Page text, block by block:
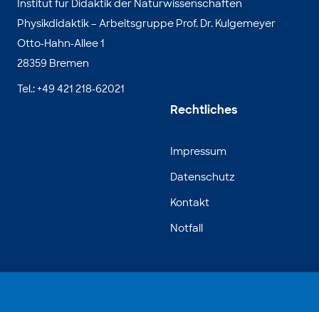
Institut für Didaktik der Naturwissenschaften
Physikdidaktik – Arbeitsgruppe Prof. Dr. Kulgemeyer
Otto-Hahn-Allee 1
28359 Bremen
Tel.: +49 421 218-62021
Rechtliches
Impressum
Datenschutz
Kontakt
Notfall